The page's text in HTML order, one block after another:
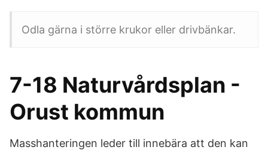
Odla gärna i större krukor eller drivbänkar.
7-18 Naturvårdsplan -
Orust kommun
Masshanteringen leder till innebära att den kan